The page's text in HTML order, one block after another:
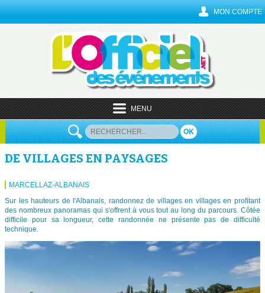
MON COMPTE
MENU
OK
DE VILLAGES EN PAYSAGES
MARCELLAZ-ALBANAIS
Sur les hauteurs de l'Albanais, randonnez de villages en villages en profitant
des nombreux panoramas qui s'offrent à vous tout au long du parcours. Côtée
difficile pour sa longueur, cette randonnée ne présente pas de difficulté
technique.